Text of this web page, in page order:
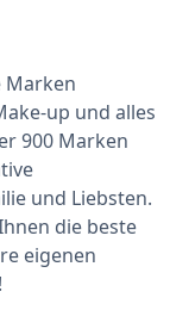
Marken
up und alles
900 Marken
und Liebsten.
die beste
eigenen